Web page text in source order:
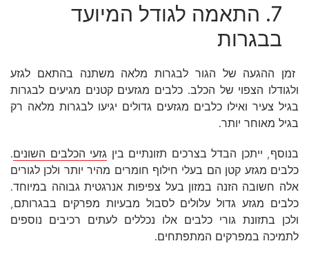
7. התאמה לגודל המיועד
בבגרות
זמן ההגעה של הגור לבגרות מלאה משתנה בהתאם לגזע
ולגודלו הצפוי של הכלב. כלבים מגזעים קטנים מגיעים לבגרות
בגיל צעיר ואילו כלבים מגזעים גדולים יגיעו לבגרות מלאה רק
בגיל מאוחר יותר.
בנוסף, ייתכן הבדל בצרכים תזונתיים בין גזעי הכלבים השונים.
כלבים מגזע קטן הם בעלי חילוף חומרים מהיר יותר ולכן לגורים
אלה חשובה הזנה במזון בעל צפיפות אנרגטית גבוהה במיוחד.
כלבים מגזע גדול עלולים לסבול מבעיות מפרקים בבגרותם,
ולכן בתזונת גורי כלבים אלו נכללים לעתים רכיבים נוספים
לתמיכה במפרקים המתפתחים.